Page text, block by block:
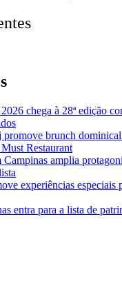
chega à 28ª edição
brunch
Restaurant
amplia
experiências especiais
entra para a lista de